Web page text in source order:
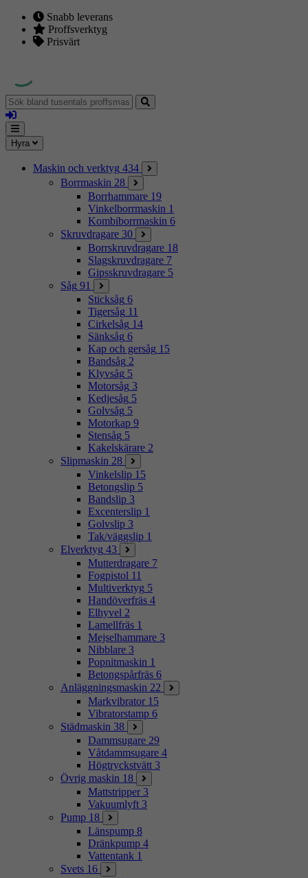
Snabb leverans
Proffsverktyg
Prisvärt
Sök
bland
tusentals
proffsmaskiner
Logga
in
Mina
sidor
Meny
Hyra
Maskin och verktyg 434
Borrmaskin 28
Borrhammare 19
Vinkelborrmaskin 1
Kombiborrmaskin 6
Skruvdragare 30
Borrskruvdragare 18
Slagskruvdragare 7
Gipsskruvdragare 5
Såg 91
Sticksåg 6
Tigersåg 11
Cirkelsåg 14
Sänksåg 6
Kap och gersåg 15
Bandsåg 2
Klyvsåg 5
Motorsåg 3
Kedjesåg 5
Golvsåg 5
Motorkap 9
Stensåg 5
Kakelskärare 2
Slipmaskin 28
Vinkelslip 15
Betongslip 5
Bandslip 3
Excenterslip 1
Golvslip 3
Tak/väggslip 1
Elverktyg 43
Mutterdragare 7
Fogpistol 11
Multiverktyg 5
Handöverfräs 4
Elhyvel 2
Lamellfräs 1
Mejselhammare 3
Nibblare 3
Popnitmaskin 1
Betongspårfräs 6
Anläggningsmaskin 22
Markvibrator 15
Vibratorstamp 6
Städmaskin 38
Dammsugare 29
Våtdammsugare 4
Högtryckstvätt 3
Övrig maskin 18
Mattstripper 3
Vakuumlyft 3
Pump 18
Länspump 8
Dränkpump 4
Vattentank 1
Svets 16